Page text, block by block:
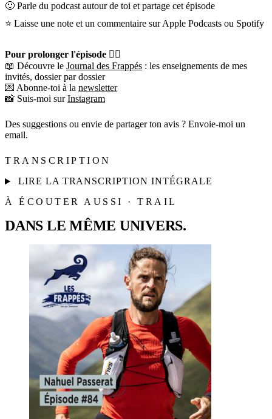
🙂 Parle du podcast autour de toi et partage cet épisode
⭐️ Laisse une note et un commentaire sur Apple Podcasts ou Spotify
Pour prolonger l'épisode 👇🏼
📖 Découvre le Journal des Frappés : les enseignements de mes
invités, dossier par dossier
💌 Abonne-toi à la newsletter
📸 Suis-moi surInstagram
Des suggestions ou envie de partager ton avis ? Envoie-moi un
email.
TRANSCRIPTION
LIRE LA TRANSCRIPTION INTÉGRALE
À ÉCOUTER AUSSI · TRAIL
DANS LE MÊME UNIVERS.